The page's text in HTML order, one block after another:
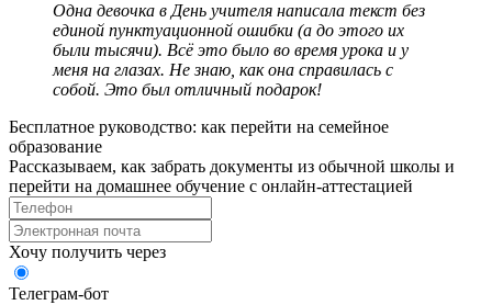
Одна девочка в День учителя написала текст без
единой пунктуационной ошибки (а до этого их
были тысячи). Всё это было во время урока и у
меня на глазах. Не знаю, как она справилась с
собой. Это был отличный подарок!
Бесплатное руководство: как перейти на семейное
образование
Рассказываем, как забрать документы из обычной школы и
перейти на домашнее обучение с онлайн‑аттестацией
Хочу получить через
Телеграм-бот